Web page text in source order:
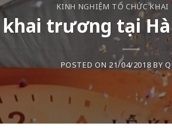
KINH NGHIỆM TỔ CHỨC KHAI
trương tại
POSTED ON 21/04/2018 BY